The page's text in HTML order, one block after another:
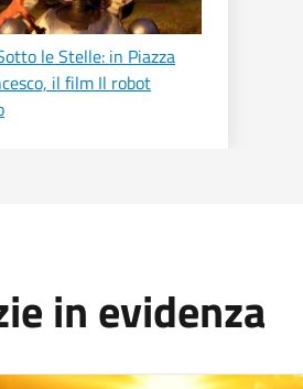
le Stelle: in Piazza
il film Il robot
in evidenza